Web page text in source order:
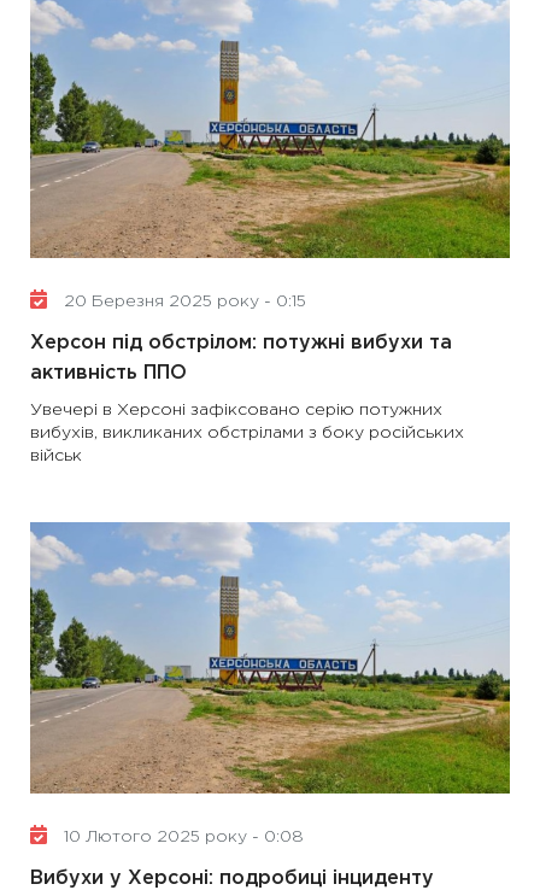
20 Березня 2025 року - 0:15
Херсон під обстрілом: потужні вибухи та
активність ППО
Увечері в Херсоні зафіксовано серію потужних
вибухів, викликаних обстрілами з боку російських
військ
10 Лютого 2025 року - 0:08
Вибухи у Херсоні: подробиці інциденту